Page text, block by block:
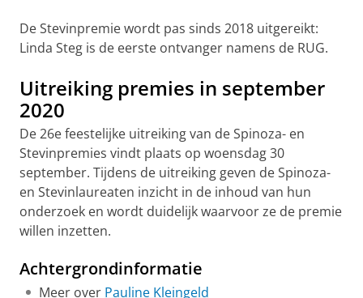
De Stevinpremie wordt pas sinds 2018 uitgereikt:
Linda Steg is de eerste ontvanger namens de RUG.
Uitreiking premies in september
2020
De 26e feestelijke uitreiking van de Spinoza- en
Stevinpremies vindt plaats op woensdag 30
september. Tijdens de uitreiking geven de Spinoza-
en Stevinlaureaten inzicht in de inhoud van hun
onderzoek en wordt duidelijk waarvoor ze de premie
willen inzetten.
Achtergrondinformatie
Meer over Pauline Kleingeld